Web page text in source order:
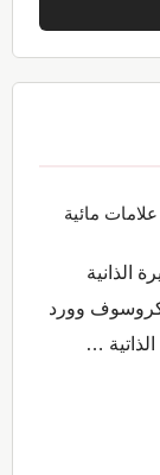
الذانية
وورد